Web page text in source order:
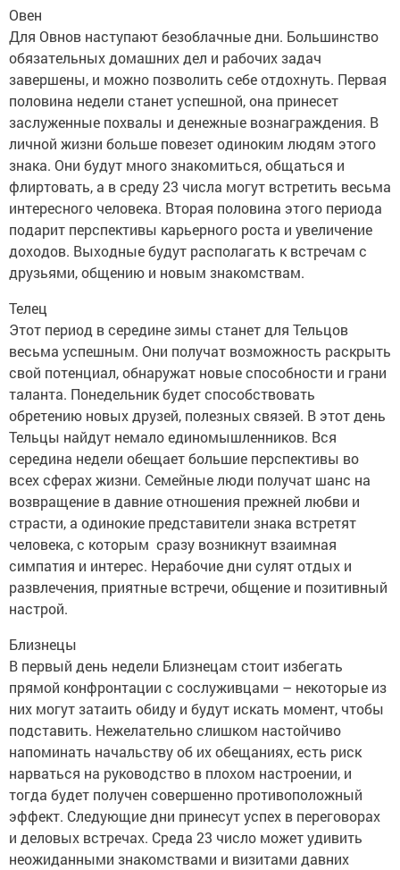
Овен
Для Овнов наступают безоблачные дни. Большинство
обязательных домашних дел и рабочих задач
завершены, и можно позволить себе отдохнуть. Первая
половина недели станет успешной, она принесет
заслуженные похвалы и денежные вознаграждения. В
личной жизни больше повезет одиноким людям этого
знака. Они будут много знакомиться, общаться и
флиртовать, а в среду 23 числа могут встретить весьма
интересного человека. Вторая половина этого периода
подарит перспективы карьерного роста и увеличение
доходов. Выходные будут располагать к встречам с
друзьями, общению и новым знакомствам.
Телец
Этот период в середине зимы станет для Тельцов
весьма успешным. Они получат возможность раскрыть
свой потенциал, обнаружат новые способности и грани
таланта. Понедельник будет способствовать
обретению новых друзей, полезных связей. В этот день
Тельцы найдут немало единомышленников. Вся
середина недели обещает большие перспективы во
всех сферах жизни. Семейные люди получат шанс на
возвращение в давние отношения прежней любви и
страсти, а одинокие представители знака встретят
человека, с которым сразу возникнут взаимная
симпатия и интерес. Нерабочие дни сулят отдых и
развлечения, приятные встречи, общение и позитивный
настрой.
Близнецы
В первый день недели Близнецам стоит избегать
прямой конфронтации с сослуживцами – некоторые из
них могут затаить обиду и будут искать момент, чтобы
подставить. Нежелательно слишком настойчиво
напоминать начальству об их обещаниях, есть риск
нарваться на руководство в плохом настроении, и
тогда будет получен совершенно противоположный
эффект. Следующие дни принесут успех в переговорах
и деловых встречах. Среда 23 число может удивить
неожиданными знакомствами и визитами давних